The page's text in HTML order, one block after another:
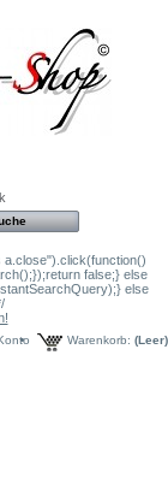
a.close").click(function()
false;} else
else
Warenkorb: (Leer)